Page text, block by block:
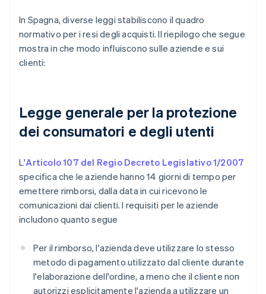
In Spagna, diverse leggi stabiliscono il quadro
normativo per i resi degli acquisti. Il riepilogo che segue
mostra in che modo influiscono sulle aziende e sui
clienti:
Legge generale per la protezione
dei consumatori e degli utenti
L'Articolo 107 del Regio Decreto Legislativo 1/2007
specifica che le aziende hanno 14 giorni di tempo per
emettere rimborsi, dalla data in cui ricevono le
comunicazioni dai clienti. I requisiti per le aziende
includono quanto segue
Per il rimborso, l'azienda deve utilizzare lo stesso
metodo di pagamento utilizzato dal cliente durante
l'elaborazione dell'ordine, a meno che il cliente non
autorizzi esplicitamente l'azienda a utilizzare un